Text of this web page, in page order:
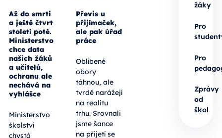
Až do smrti
a ještě čtvrt
století poté.
Ministerstvo
chce data
našich žáků
a učitelů,
ochranu ale
nechává na
vyhlášce
Ministerstvo
školství
chystá
Převis u
přijímaček,
ale pak úřad
práce
Oblíbené
obory
táhnou, ale
tvrdě narážejí
na realitu
trhu. Srovnali
jsme šance
na přijetí se
žáky
Pro
Pro
Zprávy
od
škol